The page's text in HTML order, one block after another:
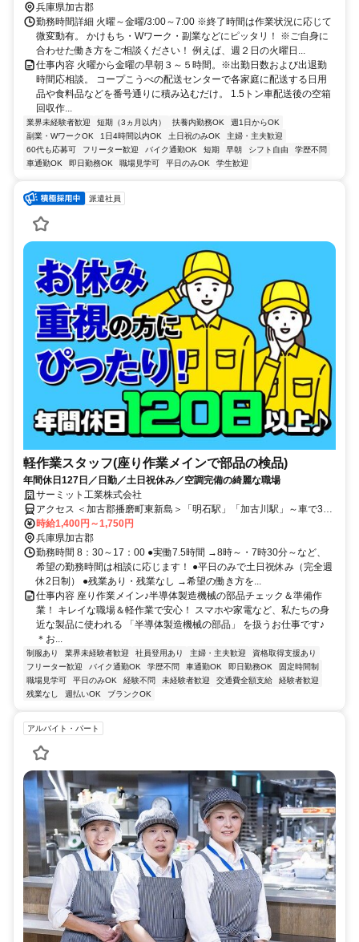
兵庫県加古郡
勤務時間詳細 火曜～金曜/3:00～7:00 ※終了時間は作業状況に応じて
微変動有。 かけもち・Wワーク・副業などにピッタリ！ ※ご自身に
合わせた働き方をご相談ください！ 例えば、週２日の火曜日...
仕事内容 火曜から金曜の早朝３～５時間。※出勤日数および出退勤
時間応相談。 コープこうべの配送センターで各家庭に配送する日用
品や食料品などを番号通りに積み込むだけ。 1.5トン車配送後の空箱
回収作...
業界未経験者歓迎 短期（3ヵ月以内） 扶養内勤務OK
週1日からOK
副業・WワークOK
1日4時間以内OK 土日祝のみOK
主婦・主夫歓迎
60代も応募可
フリーター歓迎 バイク通勤OK 短期 早朝 シフト自由
学歴不問
車通勤OK
即日勤務OK 職場見学可 平日のみOK 学生歓迎
派遣社員
軽作業スタッフ(座り作業メインで部品の検品)
年間休日127日／日勤／土日祝休み／空調完備の綺麗な職場
サーミット工業株式会社
アクセス ＜加古郡播磨町東新島＞「明石駅」「加古川駅」～車で30
分／「東加古川駅」～車で20分（最寄り駅：東二見駅） ■車・バイク
通勤ok ■交通費全額支給
時給1,400円～1,750円
兵庫県加古郡
勤務時間 8：30～17：00 ●実働7.5時間 →8時～・7時30分～など、
希望の勤務時間は相談に応じます！ ●平日のみで土日祝休み（完全週
休2日制） ●残業あり・残業なし →希望の働き方を...
仕事内容 座り作業メイン♪半導体製造機械の部品チェック＆準備作
業！ キレイな職場＆軽作業で安心！ スマホや家電など、私たちの身
近な製品に使われる 「半導体製造機械の部品」 を扱うお仕事です♪
＊お...
制服あり 業界未経験者歓迎 社員登用あり 主婦・主夫歓迎
資格取得支援あり
フリーター歓迎
バイク通勤OK 学歴不問 車通勤OK 即日勤務OK
固定時間制
職場見学可
平日のみOK 経験不問 未経験者歓迎 交通費全額支給
経験者歓迎
残業なし
週払いOK ブランクOK
アルバイト・パート